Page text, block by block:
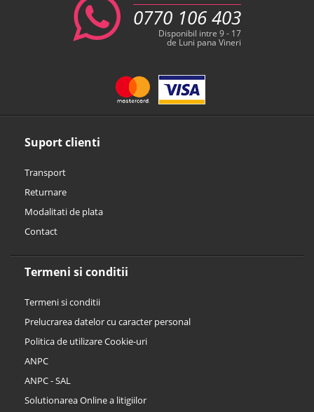
Suport clienti
Transport
Returnare
Modalitati de plata
Contact
Termeni si conditii
Termeni si conditii
Prelucrarea datelor cu caracter personal
Politica de utilizare Cookie-uri
ANPC
ANPC - SAL
Solutionarea Online a litigiilor
0770 106 403
Disponibil intre 9 - 17
de Luni pana Vineri